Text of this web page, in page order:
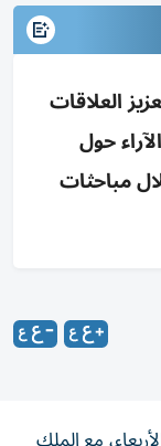
العلاقات
حول
مباحثات